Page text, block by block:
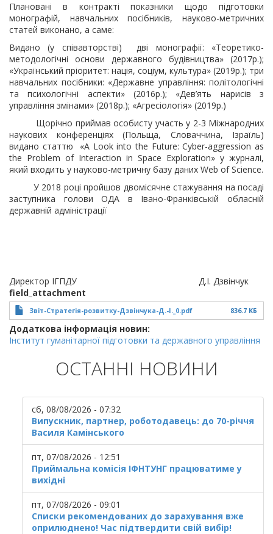
Плановані в контракті показники щодо підготовки
монографій, навчальних посібників, науково-метричних
статей виконано, а саме:
Видано (у співавторстві) дві монографії: «Теоретико-
методологічні основи державного будівництва» (2017р.);
«Український пріоритет: нація, соціум, культура» (2019р.); три
навчальних посібники: «Державне управління: політологічні
та психологічні аспекти» (2016р.); «Дев’ять нарисів з
управління змінами» (2018р.); «Агресіологія» (2019р.)
Щорічно приймав особисту участь у 2-3 Міжнародних
наукових конференціях (Польща, Словаччина, Ізраїль)
видано статтю «A Look into the Future: Cyber-aggression as
the Problem of Interaction in Space Exploration» у журналі,
який входить у науково-метричну базу даних Web of Science.
У 2018 році пройшов двомісячне стажування на посаді
заступника голови ОДА в Івано-Франківській обласній
державній адміністрації
Директор ІГПДУ Д.І. Дзвінчук
field_attachment
Звіт-Стратегія-розвитку-Дзвінчука-Д.-І._0.pdf 836.7 КБ
Додаткова інформація новин:
Інститут гуманітарної підготовки та державного управління
ОСТАННІ НОВИНИ
сб, 08/08/2026 - 07:32
Випускник, партнер, роботодавець: до 70-річчя
Василя Камінського
пт, 07/08/2026 - 12:51
Приймальна комісія ІФНТУНГ працюватиме у
вихідні
пт, 07/08/2026 - 09:01
Списки рекомендованих до зарахування вже
оприлюднено! Час підтвердити свій вибір!